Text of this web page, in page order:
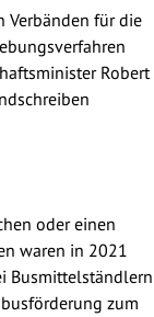
Verbänden für die
Robert
oder einen
waren in 2021
Busmittelständlern
zum